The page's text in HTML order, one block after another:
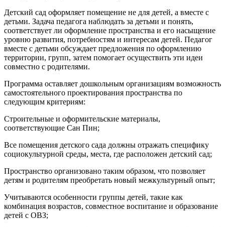
Детский сад оформляет помещение не для детей, а вместе с
детьми. Задача педагога наблюдать за детьми и понять,
соответствует ли оформление пространства и его насыщение
уровню развития, потребностям и интересам детей. Педагог
вместе с детьми обсуждает предложения по оформлению
территории, групп, затем помогает осуществить эти идеи
совместно с родителями.
Программа оставляет дошкольным организациям возможность
самостоятельного проектирования пространства по
следующим критериям:
Строительные и оформительские материалы,
соответствующие Сан Пин;
Все помещения детского сада должны отражать специфику
социокультурной среды, места, где расположен детский сад;
Пространство организовано таким образом, что позволяет
детям и родителям преобретать новый межкультурный опыт;
Учитываются особенности группы детей, такие как
комбинация возрастов, совместное воспитание и образование
детей с ОВЗ;